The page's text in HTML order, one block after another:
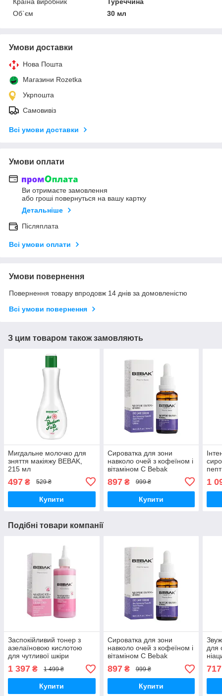
Об`єм
30 мл
Умови доставки
Нова Пошта
Магазини Rozetka
Укрпошта
Самовивіз
Всі умови доставки
Умови оплати
Ви отримаєте замовлення
або гроші повернуться на вашу картку
Детальніше
Післяплата
Всі умови оплати
Умови повернення
Повернення товару впродовж 14 днів за домовленістю
Всі умови повернення
З цим товаром також замовляють
Мигдальне молочко для
зняття макіяжу BEBAK,
215 мл
497 ₴ 529 ₴
Купити
Сироватка для зони
навколо очей з кофеїном і
вітаміном С Bebak
897₴ 999 ₴
Купити
1
Подібні товари компанії
Заспокійливий тонер з
азелаїновою кислотою
для чутливої шкіри
обличчя Bebak Pharma,
200 мл
1 397 ₴ 1 499 ₴
Купити
Сироватка для зони
навколо очей з кофеїном і
вітаміном С Bebak
Pharma, 30 мл
897₴ 999 ₴
Купити
для
717